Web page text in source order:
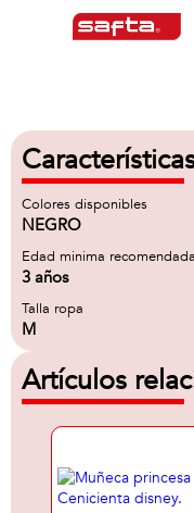
Colores disponibles
NEGRO
Edad minima recomendada
3 años
Talla ropa
M
Artículos